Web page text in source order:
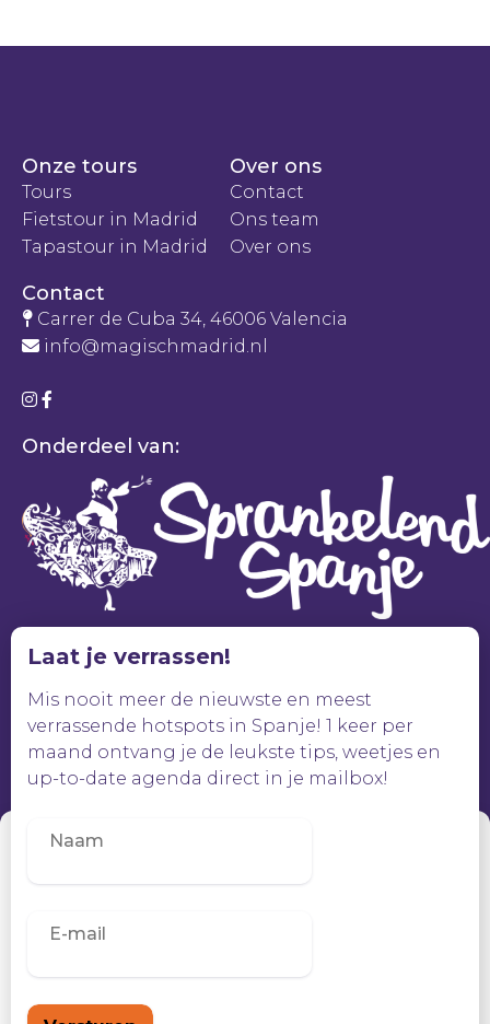
Om de beste ervaringen te bieden, gebruiken wij technologieën zoals
Door in te stemmen met deze technologieën kunnen wij gegevens
zoals surfgedrag of unieke ID's op deze site verwerken. Als je geen
invloed hebben op bepaalde functies en mogelijkheden.
Onze tours
Tours
Fietstour in Madrid
Tapastour in Madrid
Over ons
Contact
Ons team
Over ons
Contact
Carrer de Cuba 34, 46006 Valencia
info@magischmadrid.nl
Onderdeel van:
Laat je verrassen!
Mis nooit meer de nieuwste en meest
verrassende hotspots in Spanje! 1 keer per
maand ontvang je de leukste tips, weetjes en
up-to-date agenda direct in je mailbox!